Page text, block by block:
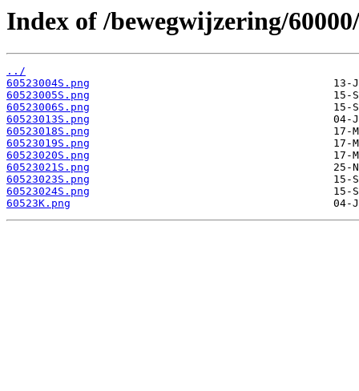
Index of /bewegwijzering/
../
60523004S.png
60523005S.png
60523006S.png
60523013S.png
60523018S.png
60523019S.png
60523020S.png
60523021S.png
60523023S.png
60523024S.png
60523K.png